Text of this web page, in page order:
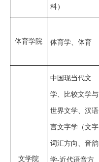
科）
体育学院 体育学、体育
文学院
中国现当代文
学、比较文学与
世界文学、汉语
言文字学（文字
词汇方向、音韵
学-近代语音方